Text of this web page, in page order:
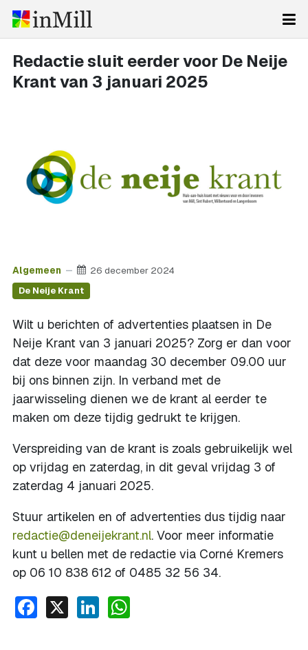
Redactie sluit eerder voor De Neije
Krant van 3 januari 2025
Algemeen 26 december 2024
De Neije Krant
Wilt u berichten of advertenties plaatsen in De
Neije Krant van 3 januari 2025? Zorg er dan voor
dat deze voor maandag 30 december 09.00 uur
bij ons binnen zijn. In verband met de
jaarwisseling dienen we de krant al eerder te
maken om deze tijdig gedrukt te krijgen.
Verspreiding van de krant is zoals gebruikelijk wel
op vrijdag en zaterdag, in dit geval vrijdag 3 of
zaterdag 4 januari 2025.
Stuur artikelen en of advertenties dus tijdig naar
redactie@deneijekrant.nl. Voor meer informatie
kunt u bellen met de redactie via Corné Kremers
op 06 10 838 612 of 0485 32 56 34.
Facebook
X LinkedIn